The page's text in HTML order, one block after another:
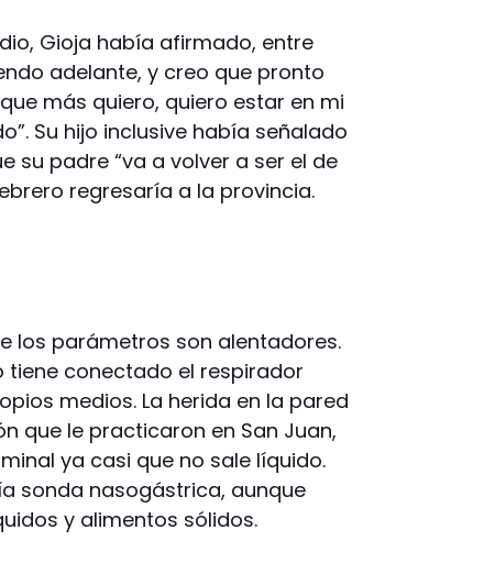
Gioja había afirmado, entre
adelante, y creo que pronto
más quiero, quiero estar en mi
Su hijo inclusive había señalado
su padre “va a volver a ser el de
regresaría a la provincia.
los parámetros son alentadores.
tiene conectado el respirador
medios. La herida en la pared
que le practicaron en San Juan,
ya casi que no sale líquido.
sonda nasogástrica, aunque
y alimentos sólidos.